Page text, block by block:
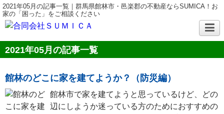
2021年05月の記事一覧｜群馬県館林市・邑楽郡の不動産ならSUMICA！お
家の「困った」をご相談ください
2021年05月の記事一覧
館林のどこに家を建てようか？（防災編）
館林市で家を建てようと思っているけど、どの
辺にしようか迷っている方のためにおすすめの